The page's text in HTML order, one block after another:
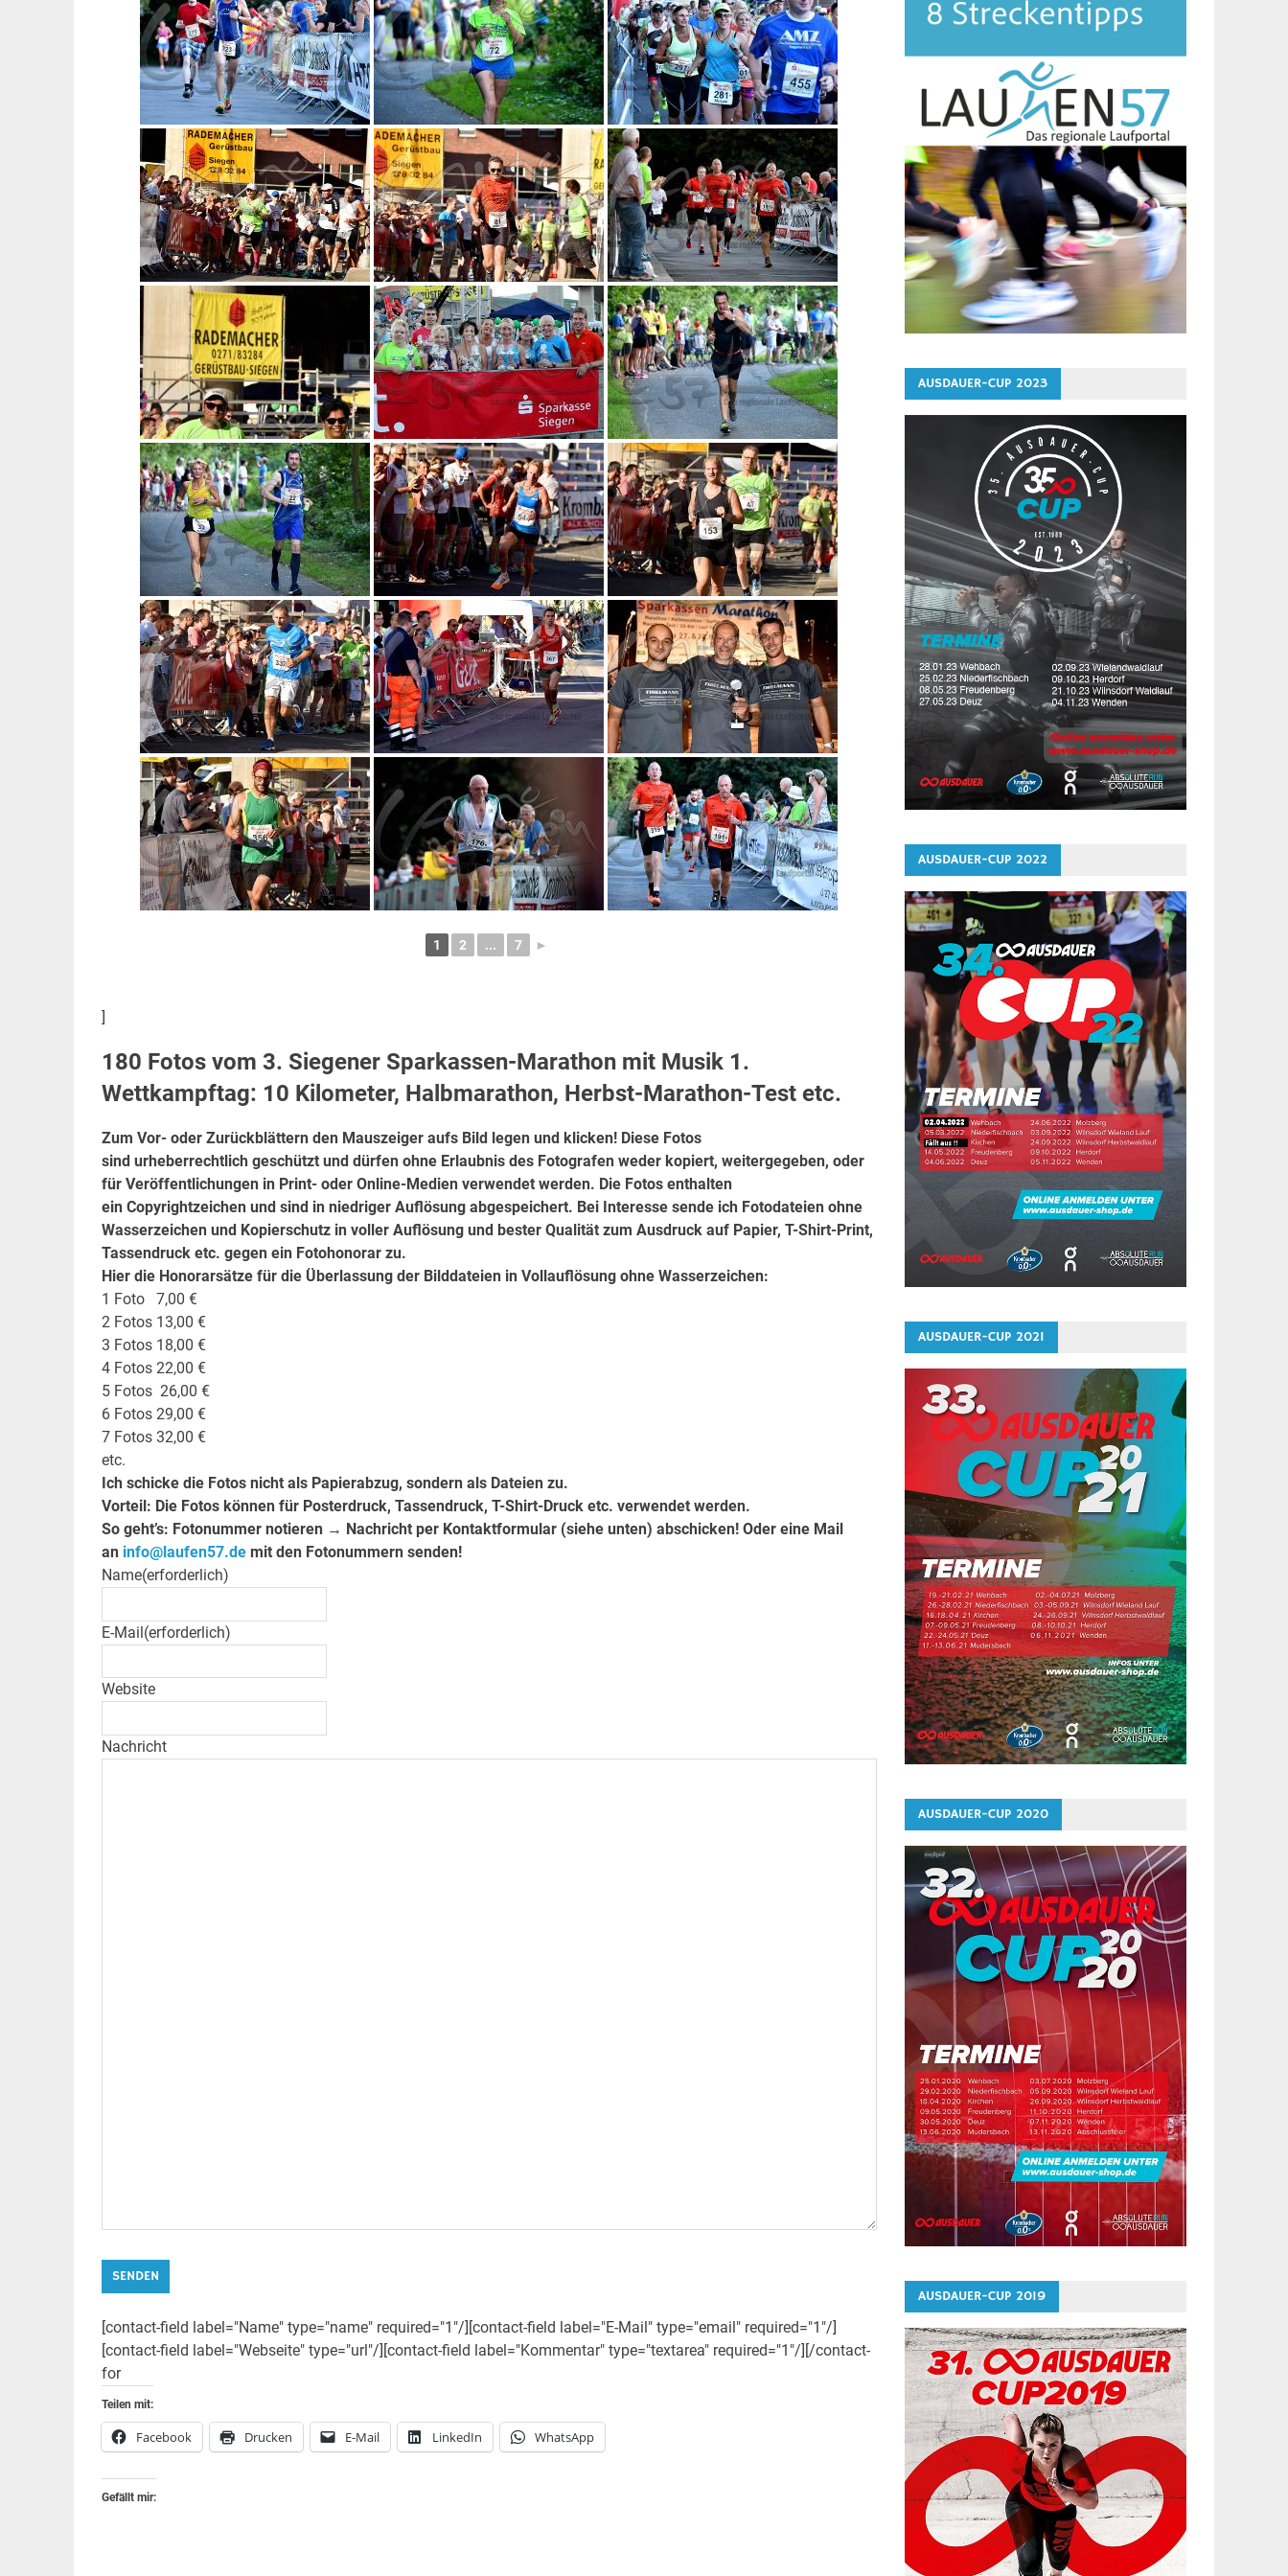
1 2 ... 7 ►
]
180 Fotos vom 3. Siegener Sparkassen-Marathon mit Musik 1.
Wettkampftag: 10 Kilometer, Halbmarathon, Herbst-Marathon-Test etc.
Zum Vor- oder Zurückblättern den Mauszeiger aufs Bild legen und klicken! Diese Fotos
sind urheberrechtlich geschützt und dürfen ohne Erlaubnis des Fotografen weder kopiert, weitergegeben, oder
für Veröffentlichungen in Print- oder Online-Medien verwendet werden. Die Fotos enthalten
ein Copyrightzeichen und sind in niedriger Auflösung abgespeichert. Bei Interesse sende ich Fotodateien ohne
Wasserzeichen und Kopierschutz in voller Auflösung und bester Qualität zum Ausdruck auf Papier, T-Shirt-Print,
Tassendruck etc. gegen ein Fotohonorar zu.
Hier die Honorarsätze für die Überlassung der Bilddateien in Vollauflösung ohne Wasserzeichen:
1 Foto 7,00 €
2 Fotos 13,00 €
3 Fotos 18,00 €
4 Fotos 22,00 €
5 Fotos 26,00 €
6 Fotos 29,00 €
7 Fotos 32,00 €
etc.
Ich schicke die Fotos nicht als Papierabzug, sondern als Dateien zu.
Vorteil: Die Fotos können für Posterdruck, Tassendruck, T-Shirt-Druck etc. verwendet werden.
So geht’s: Fotonummer notieren → Nachricht per Kontaktformular (siehe unten) abschicken! Oder eine Mail
an info@laufen57.demit den Fotonummern senden!
Name(erforderlich)
E-Mail(erforderlich)
Website
Nachricht
SENDEN
[contact-field label="Name" type="name" required="1"/][contact-field label="E-Mail" type="email" required="1"/]
[contact-field label="Webseite" type="url"/][contact-field label="Kommentar" type="textarea" required="1"/][/contact-
for
Teilen mit:
Facebook Drucken E-Mail LinkedIn WhatsApp
Gefällt mir:
AUSDAUER-CUP 2023
AUSDAUER-CUP 2022
AUSDAUER-CUP 2021
AUSDAUER-CUP 2020
AUSDAUER-CUP 2019